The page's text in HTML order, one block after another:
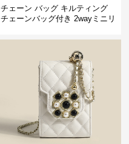
チェーン バッグ キルティング
チェーンバッグ付き 2wayミニリ